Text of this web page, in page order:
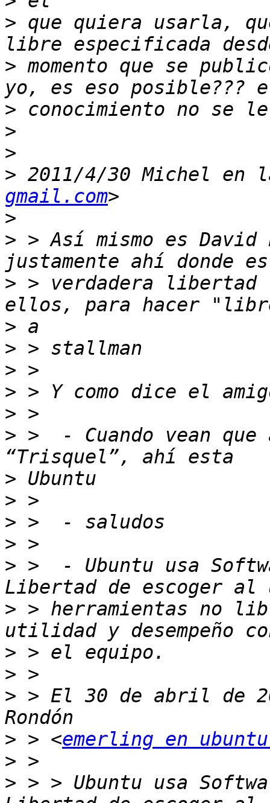
> que quiera usarla,
> momento que se
>
>
>
> 2011/4/30 Michel en
gmail.com
>
> > Así mismo es David
> > verdadera
>
>
>
>
>
> >  - Cuando vean que
>
>
>
>
> >  - Ubuntu usa
> > herramientas no
>
>
> > El 30 de abril de
> > <emerling en
>
> > > Ubuntu usa